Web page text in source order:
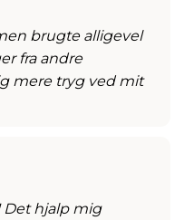
brugte alligevel
fra andre
mere tryg ved mit
Det hjalp mig